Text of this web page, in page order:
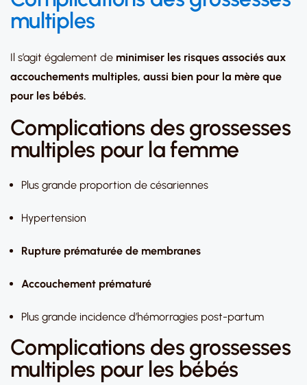
multiples
Il s’agit également de minimiser les risques associés aux
accouchements multiples, aussi bien pour la mère que
pour les bébés.
Complications des grossesses
multiples pour la femme
Plus grande proportion de césariennes
Hypertension
Rupture prématurée de membranes
Accouchement prématuré
Plus grande incidence d’hémorragies post-partum
Complications des grossesses
multiples pour les bébés